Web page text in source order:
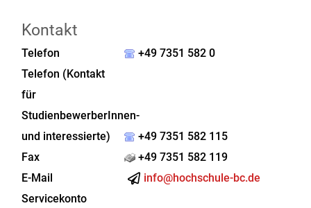
Kontakt
Telefon
+49 7351 582 0
Telefon (Kontakt
für
StudienbewerberInnen-
und interessierte)
+49 7351 582 115
Fax
+49 7351 582 119
E-Mail
info@hochschule-bc.de
Servicekonto